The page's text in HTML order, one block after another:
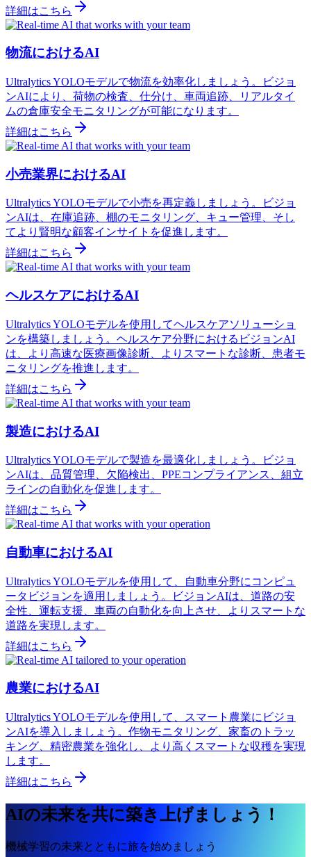
詳細はこちら
物流におけるAI
Ultralytics YOLOモデルで物流を効率化しましょう。ビジョ
ンAIにより、荷物の検査、仕分け、車両追跡、リアルタイ
ムの倉庫安全モニタリングが可能になります。
詳細はこちら
小売業界におけるAI
Ultralytics YOLOモデルで小売を再定義しましょう。ビジョ
ンAIは、在庫追跡、棚のモニタリング、キュー管理、そし
てより賢明な顧客インサイトを促進します。
詳細はこちら
ヘルスケアにおけるAI
Ultralytics YOLOモデルを使用してヘルスケアソリューショ
ンを構築しましょう。ヘルスケア分野におけるビジョンAI
は、より高速な医療画像診断、よりスマートな診断、患者モ
ニタリングを推進します。
詳細はこちら
製造におけるAI
Ultralytics YOLOモデルで製造を最適化しましょう。ビジョ
ンAIは、品質管理、欠陥検出、PPEコンプライアンス、組立
ラインの自動化を促進します。
詳細はこちら
自動車におけるAI
Ultralytics YOLOモデルを使用して、自動車分野にコンピュ
ータビジョンを適用しましょう。ビジョンAIは、道路の安
全性、運転支援、車両の自動化を向上させ、よりスマートな
道路を実現します。
詳細はこちら
農業におけるAI
Ultralytics YOLOモデルを使用して、スマート農業にビジョ
ンAIを導入しましょう。作物モニタリング、家畜のトラッ
キング、精密農業を強化し、より高くスマートな収穫を実現
します。
詳細はこちら
AIの未来を共に築き上げましょう！
機械学習の未来とともに旅を始めましょう